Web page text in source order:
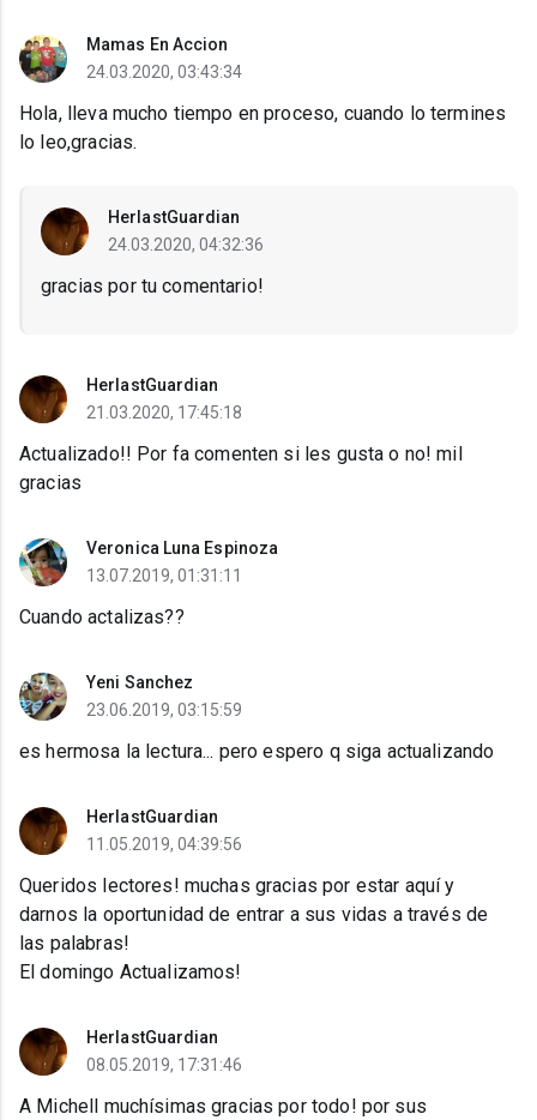
Mamas En Accion
24.03.2020, 03:43:34
Hola, lleva mucho tiempo en proceso, cuando lo termines
lo leo,gracias.
HerlastGuardian
24.03.2020, 04:32:36
gracias por tu comentario!
HerlastGuardian
21.03.2020, 17:45:18
Actualizado!! Por fa comenten si les gusta o no! mil
gracias
Veronica Luna Espinoza
13.07.2019, 01:31:11
Cuando actalizas??
Yeni Sanchez
23.06.2019, 03:15:59
es hermosa la lectura... pero espero q siga actualizando
HerlastGuardian
11.05.2019, 04:39:56
Queridos lectores! muchas gracias por estar aquí y
darnos la oportunidad de entrar a sus vidas a través de
las palabras!
El domingo Actualizamos!
HerlastGuardian
08.05.2019, 17:31:46
A Michell muchísimas gracias por todo! por sus